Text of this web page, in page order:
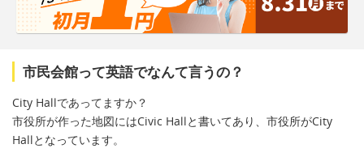
市民会館って英語でなんて言うの？
City Hallであってますか？
市役所が作った地図にはCivic Hallと書いてあり、市役所がCity
Hallとなっています。